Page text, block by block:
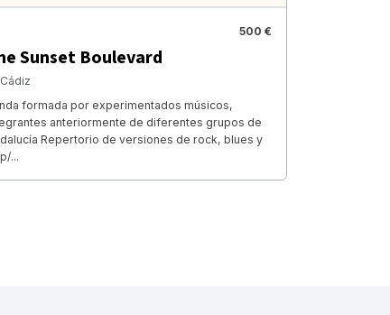
500 €
Sunset Boulevard
Cádiz
formada por experimentados músicos,
anteriormente de diferentes grupos de
Repertorio de versiones de rock, blues y
...